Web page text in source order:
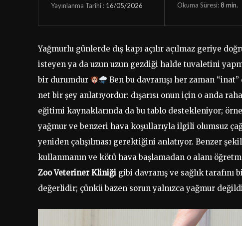
Yayınlanma Tarihi : 16/05/2026 Okuma Süresi:8 min.
Yağmurlu günlerde dış kapı açılır açılmaz geriye
isteyen ya da uzun uzun gezdiği halde tuvaletini
bir durumdur
Ben bu davranışı her zaman
net bir şey anlatıyordur: dışarısı onun için o anda
eğitimi kaynaklarında da bu tablo destekleniyor;
yağmur ve benzeri hava koşullarıyla ilgili olumsuz
yeniden çalışılması gerektiğini anlatıyor. Benzer
kullanmanın ve kötü hava başlamadan o alanı
Zoo Veteriner Kliniği gibi davranış ve sağlık tarafını
değerlidir; çünkü bazen sorun yalnızca yağmur